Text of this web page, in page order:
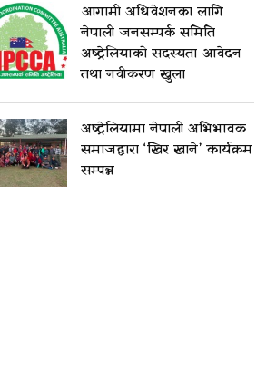
आगामी अधिवेशनका लागि
नेपाली जनसम्पर्क समिति
अष्ट्रेलियाको सदस्यता आवेदन
तथा नवीकरण खुला
अष्ट्रेलियामा नेपाली अभिभावक
समाजद्वारा ‘खिर खाने’ कार्यक्रम
सम्पन्न